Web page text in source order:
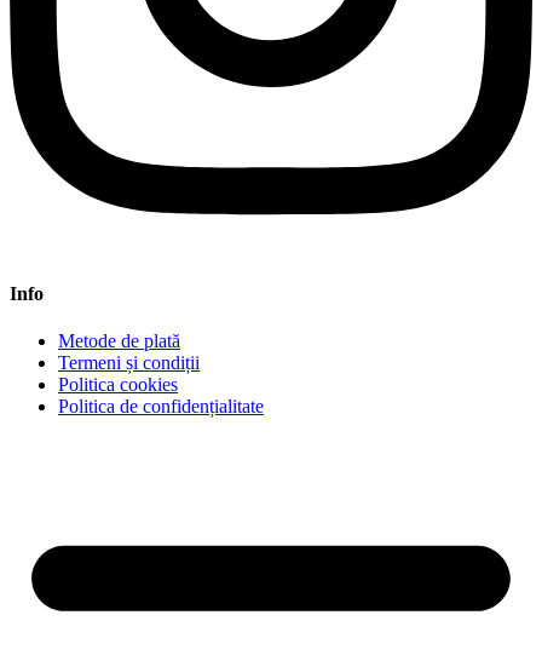
Info
Metode de plată
Termeni și condiții
Politica cookies
Politica de confidențialitate